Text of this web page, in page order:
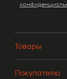
Товары
Покупателю